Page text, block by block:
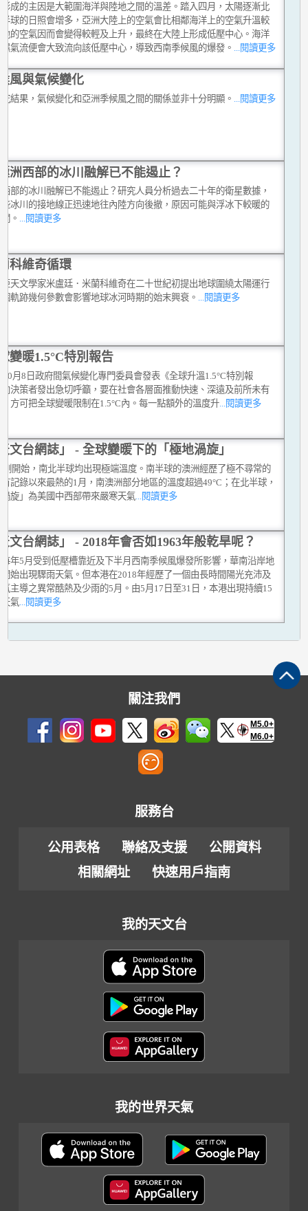
成的主因是大範圍海洋與陸地之間的溫差。踏入四月，太陽逐漸北
球的日照會增多，亞洲大陸上的空氣會比相鄰海洋上的空氣升溫較
的空氣因而會變得較輕及上升，最終在大陸上形成低壓中心。海洋
氣流便會大致流向該低壓中心，導致西南季候風的爆發。
...閱讀更多
風與氣候變化
結果，氣候變化和亞洲季候風之間的關係並非十分明顯。 ...閱讀更多
洲西部的冰川融解已不能遏止？
部的冰川融解已不能遏止？研究人員分析過去二十年的衛星數據，
冰川的接地線正迅速地往內陸方向後撤，原因可能與浮冰下較暖的
。 ...閱讀更多
科維奇循環
天文學家米盧廷．米蘭科維奇在二十世紀初提出地球圍繞太陽運行
軌跡幾何參數會影響地球冰河時期的始末興衰。
...閱讀更多
變暖1.5°C特別報告
10月8日政府間氣候變化專門委員會發表《全球升溫1.5°C特別報
決策者發出急切呼籲，要在社會各層面推動快速、深遠及前所未有
方可把全球變暖限制在1.5°C內。每一點額外的溫度升...閱讀更多
文台網誌」 - 全球變暖下的「極地渦旋」
剛開始，南北半球均出現極端溫度。南半球的澳洲經歷了極不尋常的
記錄以來最熱的1月，南澳洲部分地區的溫度超過49°C；在北半球，
旋」為美國中西部帶來嚴寒天氣 ...閱讀更多
文台網誌」 - 2018年會否如1963年般乾旱呢？
年5月受到低壓槽靠近及下半月西南季候風爆發所影響，華南沿岸地
始出現驟雨天氣。但本港在2018年經歷了一個由長時間陽光充沛及
主導之異常酷熱及少雨的5月。由5月17日至31日，本港出現持續15
氣 ...閱讀更多
關注我們
M5.0+
M6.0+
服務台
公用表格 聯絡及支援
公開資料
相關網址
快速用戶指南
我的天文台
我的世界天氣